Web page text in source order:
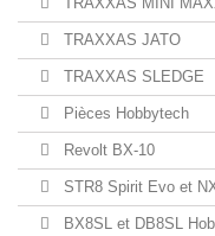
TRAXXAS JATO
TRAXXAS SLEDGE
Pièces Hobbytech
Revolt BX-10
STR8 Spirit Evo et
BX8SL et DB8SL